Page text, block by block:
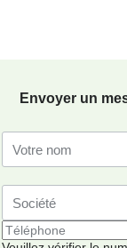
Envoyer un